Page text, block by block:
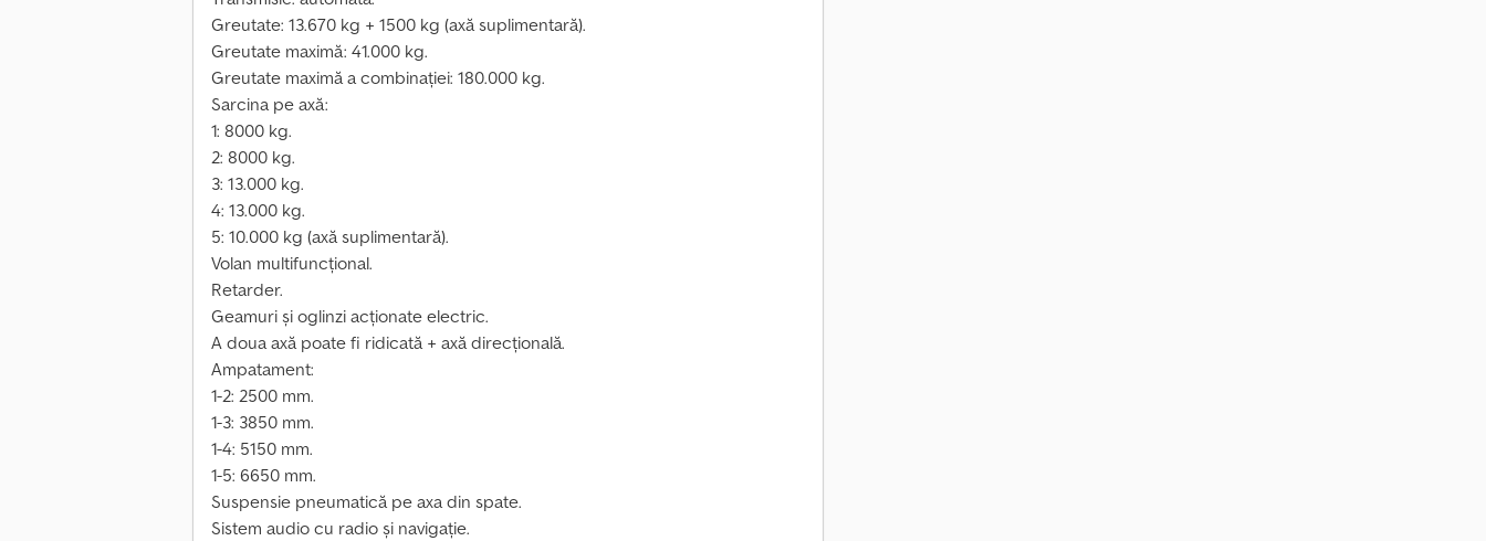
Greutate: 13.670 kg + 1500 kg (axă suplimentară).
Greutate maximă: 41.000 kg.
Greutate maximă a combinației: 180.000 kg.
Sarcina pe axă:
1: 8000 kg.
2: 8000 kg.
3: 13.000 kg.
4: 13.000 kg.
5: 10.000 kg (axă suplimentară).
Volan multifuncțional.
Retarder.
Geamuri și oglinzi acționate electric.
A doua axă poate fi ridicată + axă direcțională.
Ampatament:
1-2: 2500 mm.
1-3: 3850 mm.
1-4: 5150 mm.
1-5: 6650 mm.
Suspensie pneumatică pe axa din spate.
Sistem audio cu radio și navigație.